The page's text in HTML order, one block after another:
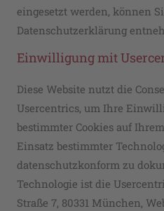
eingesetzt werden, können
Datenschutzerklärung
Einwilligung mit
Diese Website nutzt die
Usercentrics, um Ihre
bestimmter Cookies auf
Einsatz bestimmter
datenschutzkonform zu
Technologie ist die
Straße 7, 80331 München,